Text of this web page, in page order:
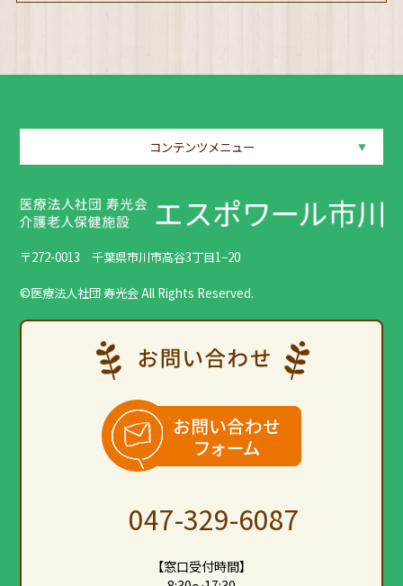
コンテンツメニュー
〒272-0013 千葉県市川市高谷3丁目1−20
©医療法人社団 寿光会 All Rights Reserved.
047-329-6087
【窓口受付時間】